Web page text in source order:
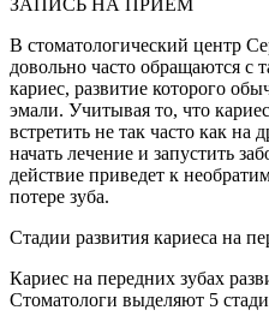
В стоматологический центр
довольно часто обращаются с
кариес, развитие которого
эмали. Учитывая то, что
встретить не так часто как на
начать лечение и запустить
действие приведет к
потере зуба.
Стадии развития кариеса на
Кариес на передних зубах
Стоматологи выделяют 5